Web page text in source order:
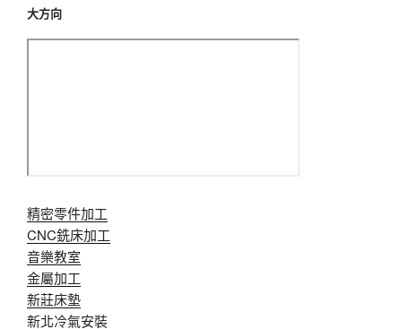
大方向
精密零件加工
CNC銑床加工
音樂教室
金屬加工
新莊床墊
新北冷氣安裝